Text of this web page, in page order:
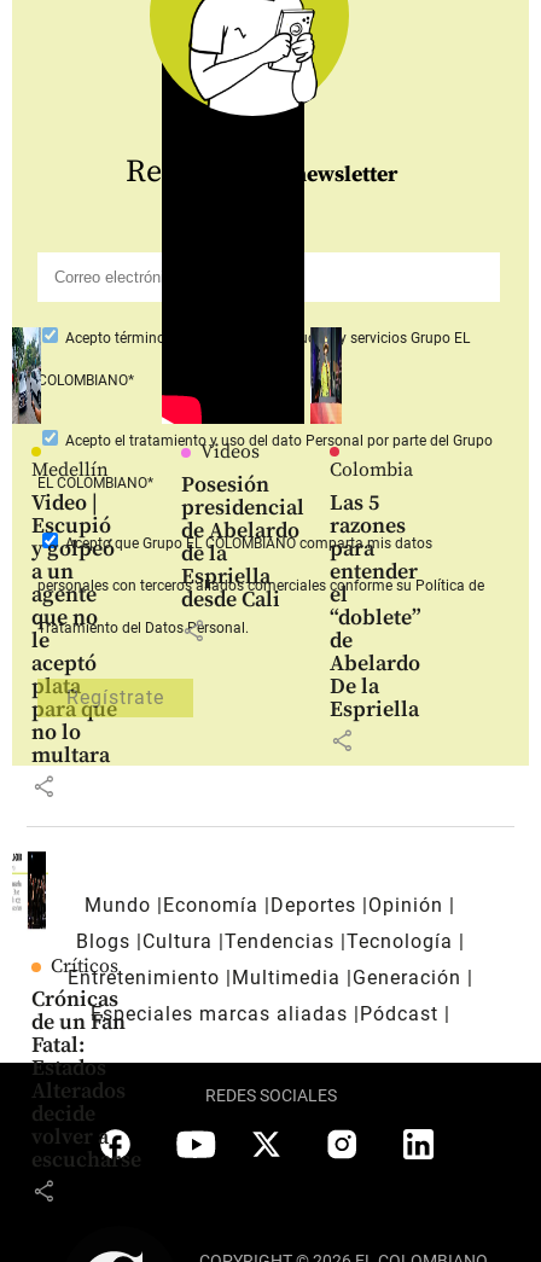
Medellín
Video |
Escupió
y golpeó
a un
agente
que no
le
aceptó
plata
para que
no lo
multara
share
Videos
Posesión
presidencial
de Abelardo
de la
Espriella
desde Cali
share
Colombia
Las 5
razones
para
entender
el
“doblete”
de
Abelardo
De la
Espriella
share
Críticos
Crónicas
de un Fan
Fatal:
Estados
Alterados
decide
volver a
escucharse
share
Regístrate al newsletter
Aceptotérminos y condiciones productos y serviciosGrupo EL
COLOMBIANO*
Acepto el tratamiento y uso del dato Personal por parte del Grupo
EL COLOMBIANO*
Acepto que Grupo EL COLOMBIANOcomparta mis datos
personales con terceros aliados comerciales conforme su Política de
Tratamiento del Datos Personal.
Mundo Economía Deportes
Opinión
Blogs
Cultura Tendencias Tecnología
Entretenimiento
Multimedia
Generación
Especiales marcas aliadas
Pódcast
REDES SOCIALES